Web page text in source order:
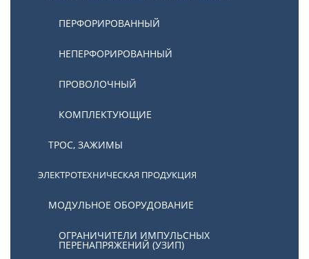
ПЕРФОРИРОВАННЫЙ
НЕПЕРФОРИРОВАННЫЙ
ПРОВОЛОЧНЫЙ
КОМПЛЕКТУЮЩИЕ
ТРОС, ЗАЖИМЫ
ЭЛЕКТРОТЕХНИЧЕСКАЯ ПРОДУКЦИЯ
МОДУЛЬНОЕ ОБОРУДОВАНИЕ
ОГРАНИЧИТЕЛИ ИМПУЛЬСНЫХ
ПЕРЕНАПРЯЖЕНИЙ (УЗИП)